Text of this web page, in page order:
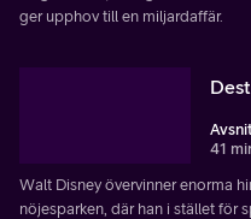
ger upphov till en miljardaffär.
41
Walt Disney övervinner enorma
nöjesparken, där han i stället för